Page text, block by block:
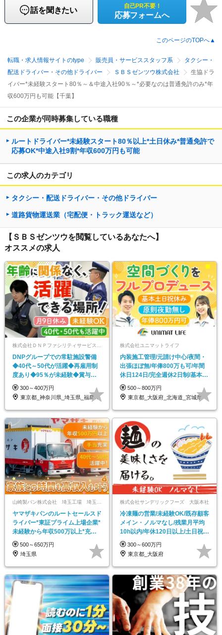
話を聞きたい 自己PR不要！
応募フォームへ
このページのTOPへ▲
転職・求人情報サイトのtype 販売員・サービススタッフ系
タクシー・
配送ドライバー・その他ドライバー
ＳＢＳゼンツウ株式会社
生協ドラ
イバー*未経験スタート80％～＆中途入社90％～*必要なのは普通免許のみ*年
収600万円も可能【千葉】
この企業が同時募集している職種
ルートドライバー*未経験スタート80％以上*土日休み*普通免許で
応募OK*中途入社9割*年収600万円も可能
この求人のカテゴリ
タクシー・配送ドライバー・その他ドライバー
道路貨物運送業（宅配便・トラック運送など）
【ＳＢＳゼンツウを閲覧しているあなたへ】
オススメの求人
DNPグループでの常駐施設警備
◆40代～50代が活躍◆再雇用制
度あり◆95％が未経験◆賞与年2
回◆安定した収入
300～400万円
東京都_神奈川県_埼玉県_福島県_茨城県
株式会社ユニマットライフ
内装施工管理/元請け中心/夜間・
出張ほぼ無/年俸800万も可/年間
休日124日/完全週休2日制/基本土
日休み
500～800万円
東京都_大阪府_北海道_宮城県
ヤマザキパンのルートセールスド
ライバー*東証プライム上場企業*
未経験から年収500万以上*充実
の手当・福利厚生
500～650万円
埼玉県
株式会社サンデリックフーズ 大阪本社
冷凍麺の営業/未経験OK/既存顧客
メイン・ノルマなし/残業月平均
10h以内/年休120日以上/土日祝休
み
300～600万円
東京都_大阪府